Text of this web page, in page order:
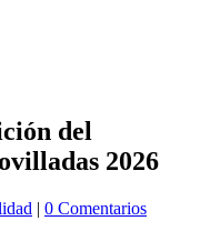
del
2026
| 0 Comentarios